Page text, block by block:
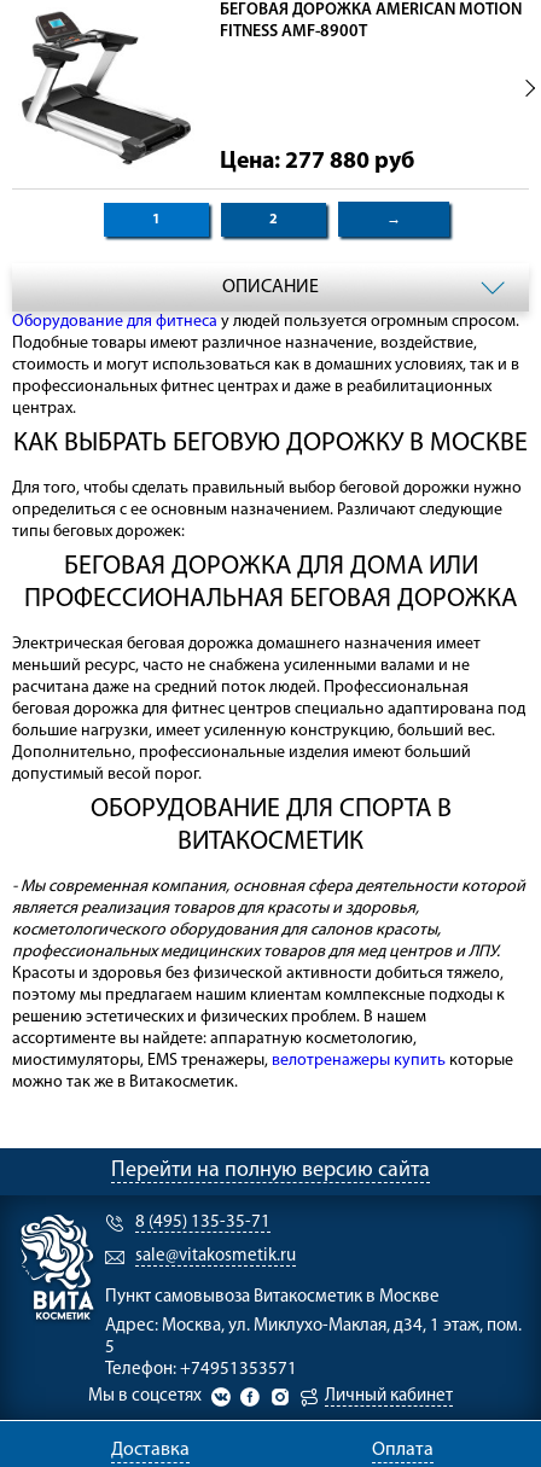
БЕГОВАЯ ДОРОЖКА AMERICAN MOTION
FITNESS AMF-8900T
Цена: 277 880 руб
1 2 →
ОПИСАНИЕ
Оборудование для фитнеса у людей пользуется огромным спросом.
Подобные товары имеют различное назначение, воздействие,
стоимость и могут использоваться как в домашних условиях, так и в
профессиональных фитнес центрах и даже в реабилитационных
центрах.
КАК ВЫБРАТЬ БЕГОВУЮ ДОРОЖКУ В МОСКВЕ
Для того, чтобы сделать правильный выбор беговой дорожки нужно
определиться с ее основным назначением. Различают следующие
типы беговых дорожек:
БЕГОВАЯ ДОРОЖКА ДЛЯ ДОМА ИЛИ
ПРОФЕССИОНАЛЬНАЯ БЕГОВАЯ ДОРОЖКА
Электрическая беговая дорожка домашнего назначения имеет
меньший ресурс, часто не снабжена усиленными валами и не
расчитана даже на средний поток людей. Профессиональная
беговая дорожка для фитнес центров специально адаптирована под
большие нагрузки, имеет усиленную конструкцию, больший вес.
Дополнительно, профессиональные изделия имеют больший
допустимый весой порог.
ОБОРУДОВАНИЕ ДЛЯ СПОРТА В
ВИТАКОСМЕТИК
- Мы современная компания, основная сфера деятельности которой
является реализация товаров для красоты и здоровья,
косметологического оборудования для салонов красоты,
профессиональных медицинских товаров для мед центров и ЛПУ.
Красоты и здоровья без физической активности добиться тяжело,
поэтому мы предлагаем нашим клиентам комлпексные подходы к
решению эстетических и физических проблем. В нашем
ассортименте вы найдете: аппаратную косметологию,
миостимуляторы, EMS тренажеры, велотренажеры купить которые
можно так же в Витакосметик.
Перейти на полную версию сайта
8 (495) 135-35-71
sale@vitakosmetik.ru
Пункт самовывоза Витакосметик в Москве
Адрес: Москва, ул. Миклухо-Маклая, д34, 1 этаж, пом.
5
Телефон: +74951353571
Мы в соцсетях
Личный кабинет
Доставка Оплата